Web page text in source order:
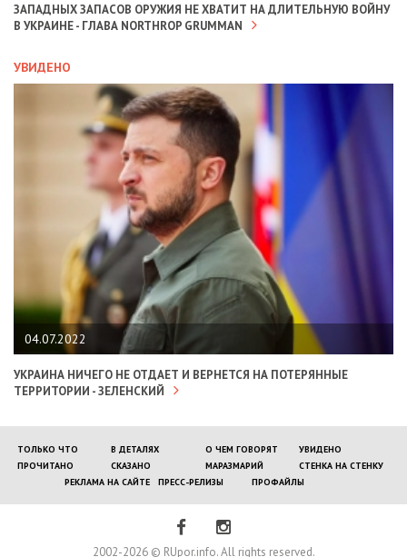
ЗАПАДНЫХ ЗАПАСОВ ОРУЖИЯ НЕ ХВАТИТ НА ДЛИТЕЛЬНУЮ ВОЙНУ
В УКРАИНЕ - ГЛАВА NORTHROP GRUMMAN
УВИДЕНО
04.07.2022
УКРАИНА НИЧЕГО НЕ ОТДАЕТ И ВЕРНЕТСЯ НА ПОТЕРЯННЫЕ
ТЕРРИТОРИИ - ЗЕЛЕНСКИЙ
ТОЛЬКО ЧТО В ДЕТАЛЯХ О ЧЕМ ГОВОРЯТ
УВИДЕНО
ПРОЧИТАНО
СКАЗАНО МАРАЗМАРИЙ
СТЕНКА НА СТЕНКУ
РЕКЛАМА НА САЙТЕ
ПРЕСС-РЕЛИЗЫ ПРОФАЙЛЫ
2002-2026 © RUpor.info. All rights reserved.